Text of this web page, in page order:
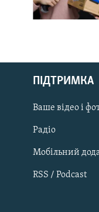
Русский
Qırımtatar
ПІДТРИМКА
Ваше відео і
Радіо
Мобільний
RSS / Podcast